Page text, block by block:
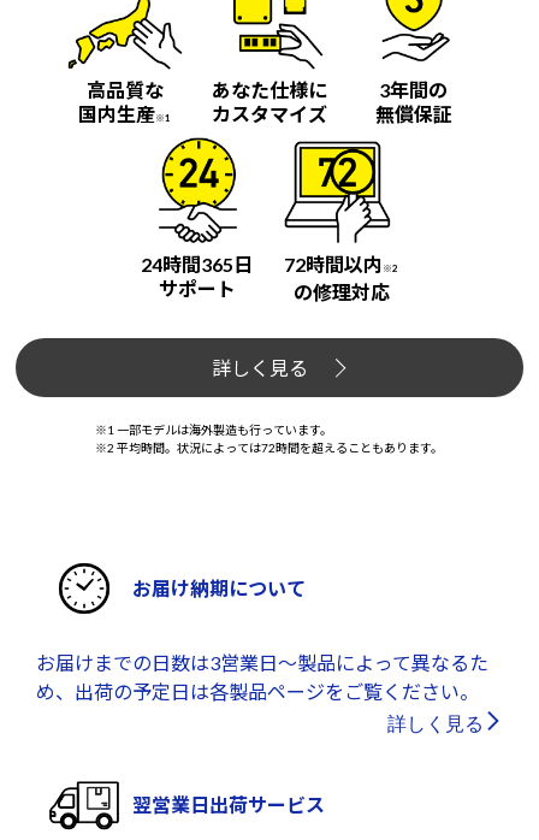
高品質な
国内生産※1
あなた仕様に
カスタマイズ
3年間の
無償保証
24時間365日
サポート
72時間以内 ※2
の修理対応
詳しく見る
※1 一部モデルは海外製造も行っています。
※2 平均時間。状況によっては72時間を超えることもあります。
お届け納期について
お届けまでの日数は3営業日～製品によって異なるた
め、出荷の予定日は各製品ページをご覧ください。
詳しく見る
翌営業日出荷サービス